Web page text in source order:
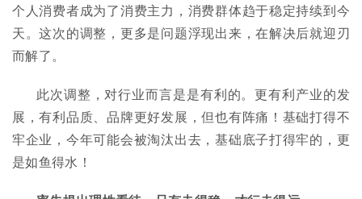
个人消费者成为了消费主力，消费群体趋于稳定持续到今
天。这次的调整，更多是问题浮现出来，在解决后就迎刃
而解了。
此次调整，对行业而言是是有利的。更有利产业的发
展，有利品质、品牌更好发展，但也有阵痛！基础打得不
牢企业，今年可能会被淘汰出去，基础底子打得牢的，更
是如鱼得水！